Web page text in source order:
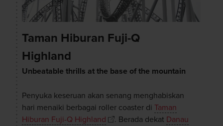
Taman Hiburan Fuji-Q
Highland
Unbeatable thrills at the base of the mountain
Penyuka keseruan akan senang menghabiskan
hari menaiki berbagai roller coaster di Taman
Hiburan Fuji-Q Highland
. Berada dekat Danau